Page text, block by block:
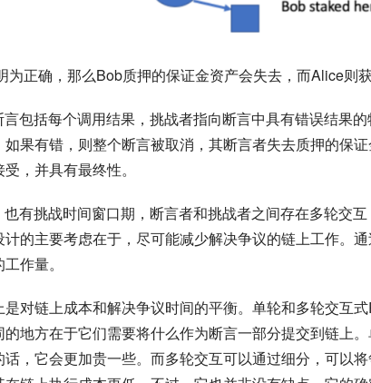
正确，那么Bob质押的保证金资产会失去，而Alice则获
包括每个调用结果，挑战者指向断言中具有错误结果
果有错，则整个断言被取消，其断言者失去质押的保
，并具有最终性。
有挑战时间窗口期，断言者和挑战者之间存在多轮交
的主要考虑在于，尽可能减少解决争议的链上工作。
作量。
对链上成本和解决争议时间的平衡。单轮和多轮交互
地方在于它们需要将什么作为断言一部分提交到链上
，它会更加贵一些。而多轮交互可以通过细分，可以